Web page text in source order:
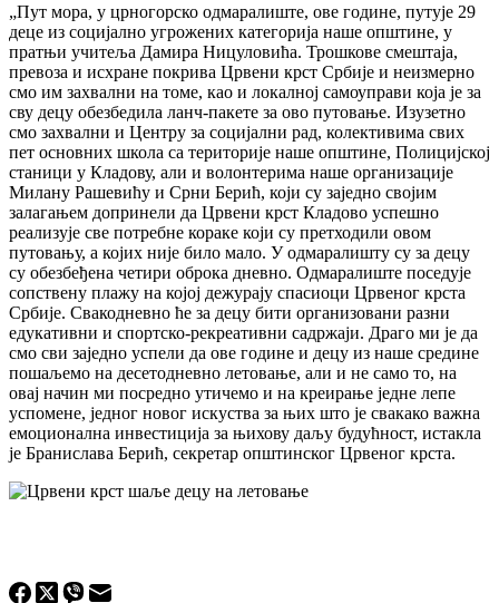
„Пут мора, у црногорско одмаралиште, ове године, путује 29
деце из социјално угрожених категорија наше општине, у
пратњи учитеља Дамира Ницуловића. Трошкове смештаја,
превоза и исхране покрива Црвени крст Србије и неизмерно
смо им захвални на томе, као и локалној самоуправи која је за
сву децу обезбедила ланч-пакете за ово путовање. Изузетно
смо захвални и Центру за социјални рад, колективима свих
пет основних школа са територије наше општине, Полицијској
станици у Кладову, али и волонтерима наше организације
Милану Рашевићу и Срни Берић, који су заједно својим
залагањем допринели да Црвени крст Кладово успешно
реализује све потребне кораке који су претходили овом
путовању, а којих није било мало. У одмаралишту су за децу
су обезбеђена четири оброка дневно. Одмаралиште поседује
сопствену плажу на којој дежурају спасиоци Црвеног крста
Србије. Свакодневно ће за децу бити организовани разни
едукативни и спортско-рекреативни садржаји. Драго ми је да
смо сви заједно успели да ове године и децу из наше средине
пошаљемо на десетодневно летовање, али и не само то, на
овај начин ми посредно утичемо и на креирање једне лепе
успомене, једног новог искуства за њих што је свакако важна
емоционална инвестиција за њихову даљу будућност, истакла
је Бранислава Берић, секретар општинског Црвеног крста.